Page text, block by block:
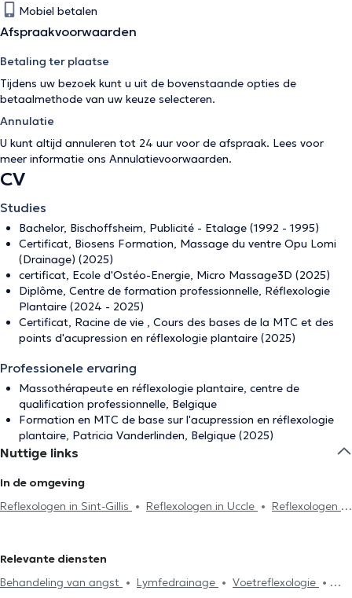
Mobiel betalen
Afspraakvoorwaarden
Betaling ter plaatse
Tijdens uw bezoek kunt u uit de bovenstaande opties de
betaalmethode van uw keuze selecteren.
Annulatie
U kunt altijd annuleren tot 24 uur voor de afspraak. Lees voor
meer informatie ons Annulatievoorwaarden.
CV
Studies
Bachelor, Bischoffsheim, Publicité - Etalage (1992 - 1995)
Certificat, Biosens Formation, Massage du ventre Opu Lomi
(Drainage) (2025)
certificat, Ecole d'Ostéo-Energie, Micro Massage3D (2025)
Diplôme, Centre de formation professionnelle, Réflexologie
Plantaire (2024 - 2025)
Certificat, Racine de vie , Cours des bases de la MTC et des
points d'acupression en réflexologie plantaire (2025)
Professionele ervaring
Massothérapeute en réflexologie plantaire, centre de
qualification professionnelle, Belgique
Formation en MTC de base sur l'acupression en réflexologie
plantaire, Patricia Vanderlinden, Belgique (2025)
Nuttige links
In de omgeving
Reflexologen in Sint-Gillis
Reflexologen in Uccle
Reflexologen in
Laken
Reflexologen in Eigenbrakel
Relevante diensten
Behandeling van angst
Lymfedrainage
Voetreflexologie